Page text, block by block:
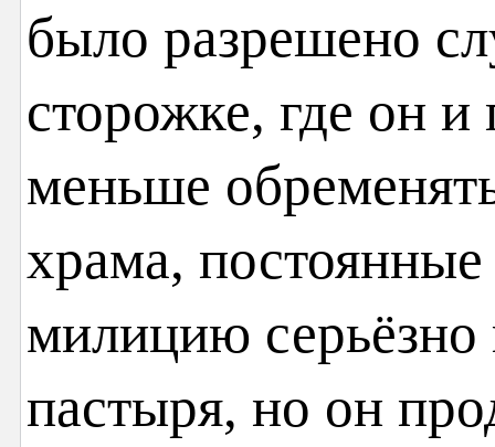
было разрешено
сторожке, где он
меньше
храма,
милицию серьёзно
пастыря, но он